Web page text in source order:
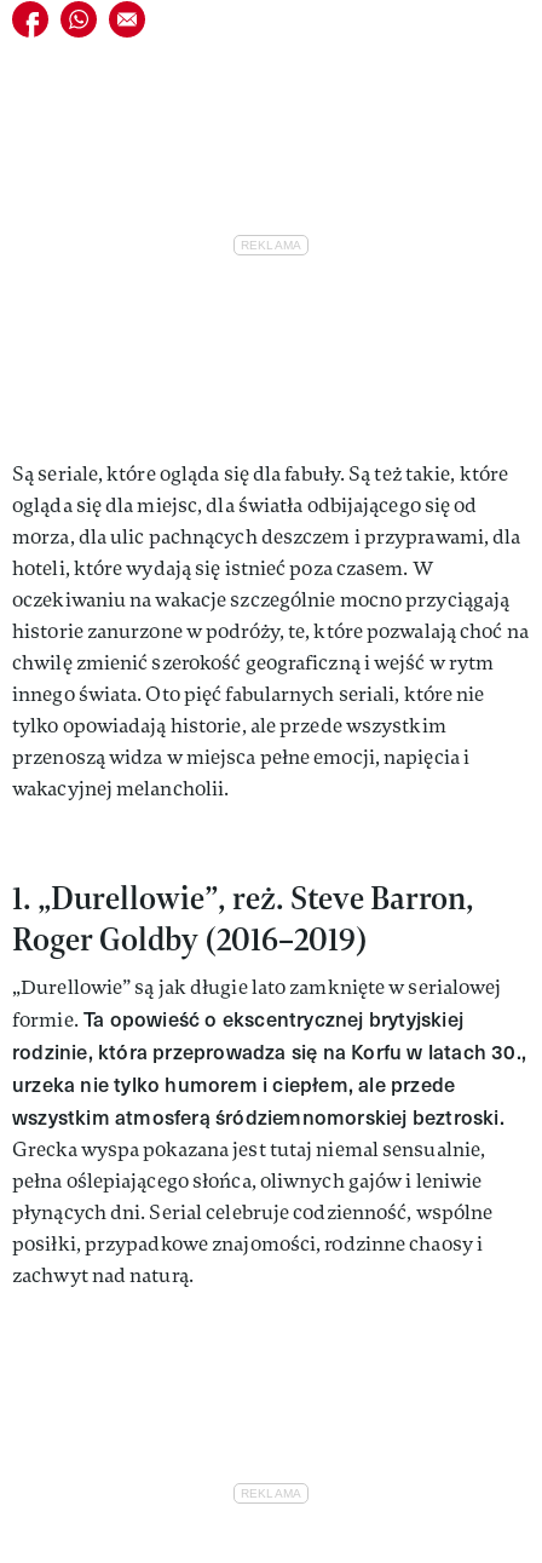
Udostępnij na facebook
Udostępnij na whatsapp
E-mail do przyjaciela
Są seriale, które ogląda się dla fabuły. Są też takie, które
ogląda się dla miejsc, dla światła odbijającego się od
morza, dla ulic pachnących deszczem i przyprawami, dla
hoteli, które wydają się istnieć poza czasem. W
oczekiwaniu na wakacje szczególnie mocno przyciągają
historie zanurzone w podróży, te, które pozwalają choć na
chwilę zmienić szerokość geograficzną i wejść w rytm
innego świata. Oto pięć fabularnych seriali, które nie
tylko opowiadają historie, ale przede wszystkim
przenoszą widza w miejsca pełne emocji, napięcia i
wakacyjnej melancholii.
1. „Durellowie”, reż. Steve Barron,
Roger Goldby (2016–2019)
„Durellowie” są jak długie lato zamknięte w serialowej
formie. Ta opowieść o ekscentrycznej brytyjskiej
rodzinie, która przeprowadza się na Korfu w latach 30.,
urzeka nie tylko humorem i ciepłem, ale przede
wszystkim atmosferą śródziemnomorskiej beztroski.
Grecka wyspa pokazana jest tutaj niemal sensualnie,
pełna oślepiającego słońca, oliwnych gajów i leniwie
płynących dni. Serial celebruje codzienność, wspólne
posiłki, przypadkowe znajomości, rodzinne chaosy i
zachwyt nad naturą.